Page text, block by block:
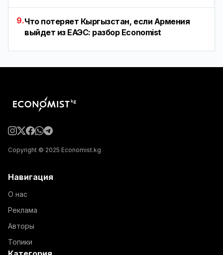
9.Что потеряет Кыргызстан, если Армения
выйдет из ЕАЭС: разбор Economist
Copyright © 2025 Economist.kg
Навигация
О нас
Реклама
Авторы
Топики